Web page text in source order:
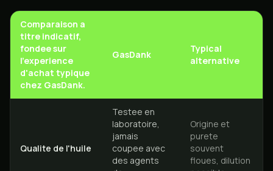
Comparaison a
titre indicatif,
fondee sur
l'experience
d'achat typique
chez GasDank.
GasDank
Typical
alternative
Qualite de l'huile
Testee en
laboratoire,
jamais
coupee avec
des agents
Origine et
purete
souvent
floues, dilution